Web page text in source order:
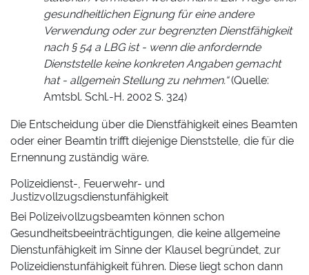
gesundheitlichen Eignung für eine andere
Verwendung oder zur begrenzten Dienstfähigkeit
nach § 54 a LBG ist - wenn die anfordernde
Dienststelle keine konkreten Angaben gemacht
hat - allgemein Stellung zu nehmen.“(Quelle:
Amtsbl. Schl.-H. 2002 S. 324)
Die Entscheidung über die Dienstfähigkeit eines Beamten
oder einer Beamtin trifft diejenige Dienststelle, die für die
Ernennung zuständig wäre.
Polizeidienst-, Feuerwehr- und
Justizvollzugsdienstunfähigkeit
Bei Polizeivollzugsbeamten können schon
Gesundheitsbeeinträchtigungen, die keine allgemeine
Dienstunfähigkeit im Sinne der Klausel begründet, zur
Polizeidienstunfähigkeit führen. Diese liegt schon dann